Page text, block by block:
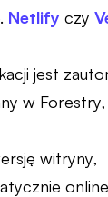
Netlify czy
jest
w Forestry,
witryny,